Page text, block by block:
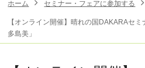
ホーム セミナー・フェアに参加する
【オンライン開催】晴れの国DAKARAセ
多島美」